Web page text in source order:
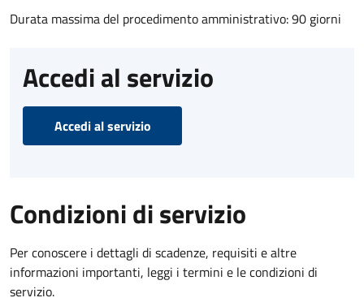
Durata massima del procedimento amministrativo: 90 giorni
Accedi al servizio
Accedi al servizio
Condizioni di servizio
Per conoscere i dettagli di scadenze, requisiti e altre
informazioni importanti, leggi i termini e le condizioni di
servizio.